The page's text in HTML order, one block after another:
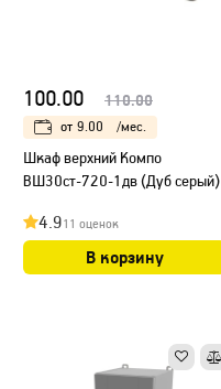
100.00 110.00
от 9.00 /мес.
Шкаф верхний Компо
ВШ30ст-720-1дв (Дуб серый)
4.911 оценок
В корзину